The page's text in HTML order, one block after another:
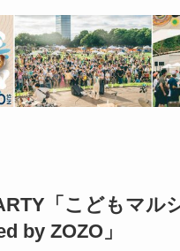
「こどもマル
by ZOZO」